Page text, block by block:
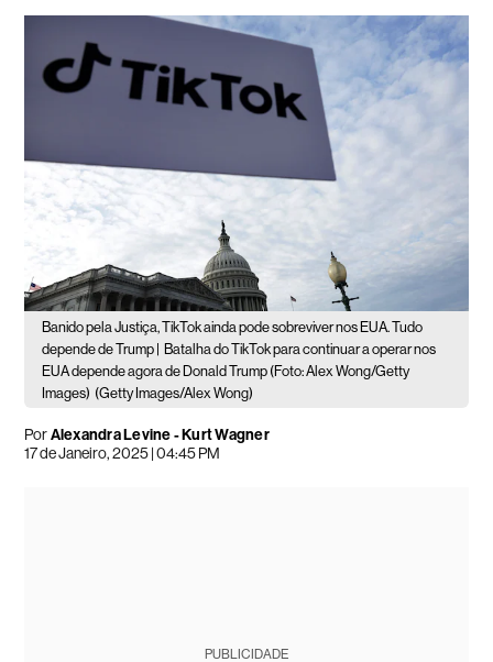
Banido pela Justiça, TikTok ainda pode sobreviver nos EUA. Tudo
depende de Trump |
Batalha do TikTok para continuar a operar nos
EUA depende agora de Donald Trump (Foto: Alex Wong/Getty
Images) (Getty Images/Alex Wong)
PorAlexandra Levine - Kurt Wagner
17 de Janeiro, 2025 | 04:45 PM
PUBLICIDADE